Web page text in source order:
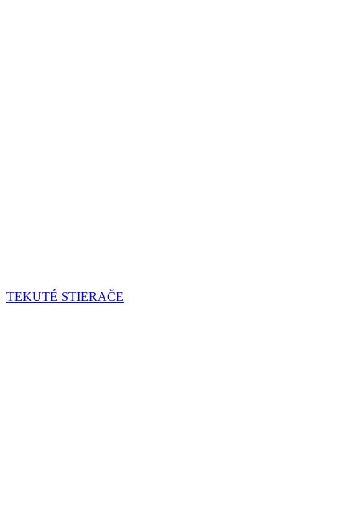
TEKUTÉ STIERAČE